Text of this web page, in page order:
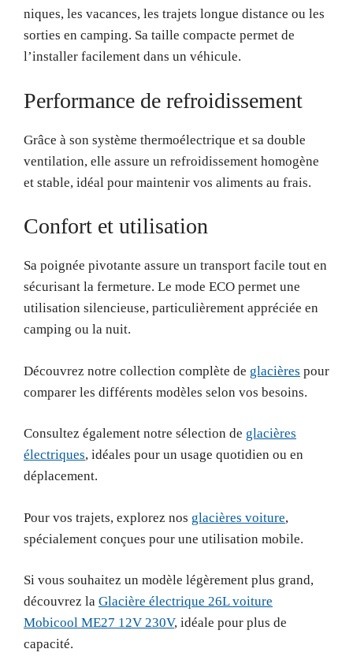
niques, les vacances, les trajets longue distance ou les
sorties en camping. Sa taille compacte permet de
l’installer facilement dans un véhicule.
Performance de refroidissement
Grâce à son système thermoélectrique et sa double
ventilation, elle assure un refroidissement homogène
et stable, idéal pour maintenir vos aliments au frais.
Confort et utilisation
Sa poignée pivotante assure un transport facile tout en
sécurisant la fermeture. Le mode ECO permet une
utilisation silencieuse, particulièrement appréciée en
camping ou la nuit.
Découvrez notre collection complète de glacières pour
comparer les différents modèles selon vos besoins.
Consultez également notre sélection de glacières
électriques, idéales pour un usage quotidien ou en
déplacement.
Pour vos trajets, explorez nos glacières voiture,
spécialement conçues pour une utilisation mobile.
Si vous souhaitez un modèle légèrement plus grand,
découvrez la Glacière électrique 26L voiture
Mobicool ME27 12V 230V, idéale pour plus de
capacité.